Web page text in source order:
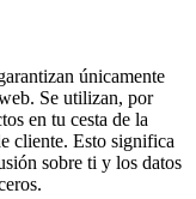
únicamente
Se utilizan, por
en tu cesta de la
cliente. Esto significa
sobre ti y los datos